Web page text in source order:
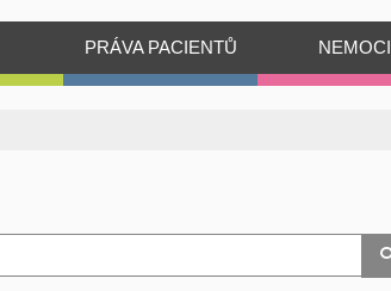
PRÁVA PACIENTŮ NEMOCI